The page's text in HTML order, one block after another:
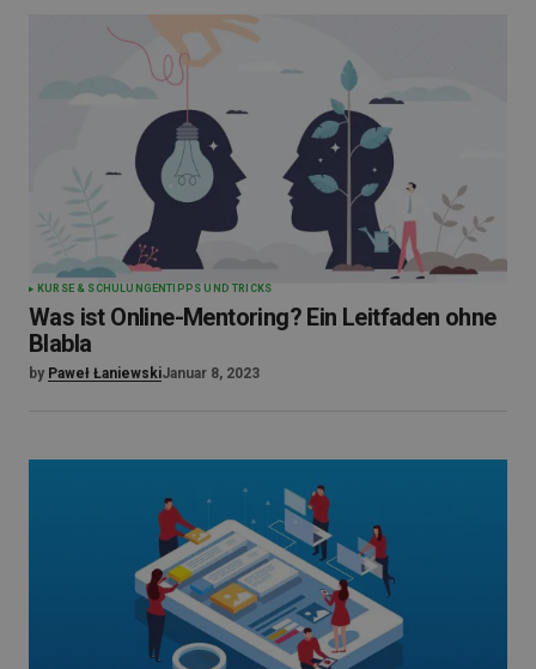
KURSE & SCHULUNGENTIPPS UND TRICKS
Was ist Online-Mentoring? Ein Leitfaden ohne
Blabla
by Paweł ŁaniewskiJanuar 8, 2023